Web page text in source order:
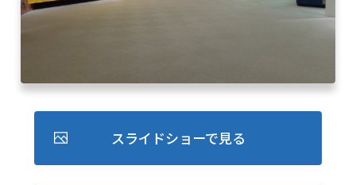
キュンちゃんオンラインショップ
旅のテーマで探す
7つの国立公園スライドショーで見る